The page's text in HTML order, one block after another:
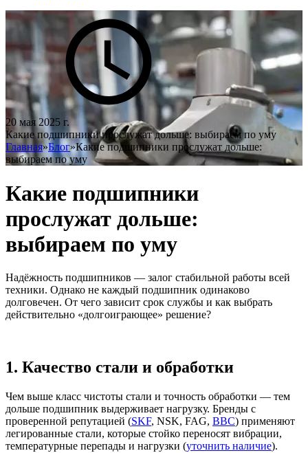
20 мая 2025 г.
Какие подшипники прослужат дольше: выбираем по уму
Главная»Блог»Какие подшипники прослужат дольше:
выбираем по уму
Какие подшипники
прослужат дольше:
выбираем по уму
Надёжность подшипников — залог стабильной работы всей
техники. Однако не каждый подшипник одинаково
долговечен. От чего зависит срок службы и как выбрать
действительно «долгоиграющее» решение?
1. Качество стали и обработки
Чем выше класс чистоты стали и точность обработки — тем
дольше подшипник выдерживает нагрузку. Бренды с
проверенной репутацией (SKF, NSK, FAG, BBC) применяют
легированные стали, которые стойко переносят вибрации,
температурные перепады и нагрузки (уточнить наличие).